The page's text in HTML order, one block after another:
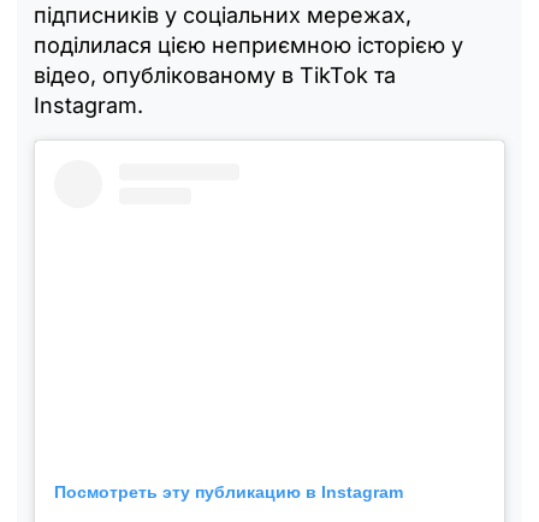
підписників у соціальних мережах,
поділилася цією неприємною історією у
відео, опублікованому в TikTok та
Instagram.
Посмотреть эту публикацию в Instagram